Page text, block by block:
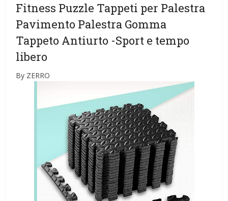
Fitness Puzzle Tappeti per Palestra
Pavimento Palestra Gomma
Tappeto Antiurto -Sport e tempo
libero
By ZERRO